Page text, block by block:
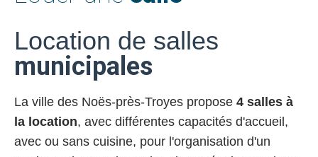
Location de salles
municipales
La ville des Noës-près-Troyes propose 4 salles à
la location, avec différentes capacités d'accueil,
avec ou sans cuisine, pour l'organisation d'un